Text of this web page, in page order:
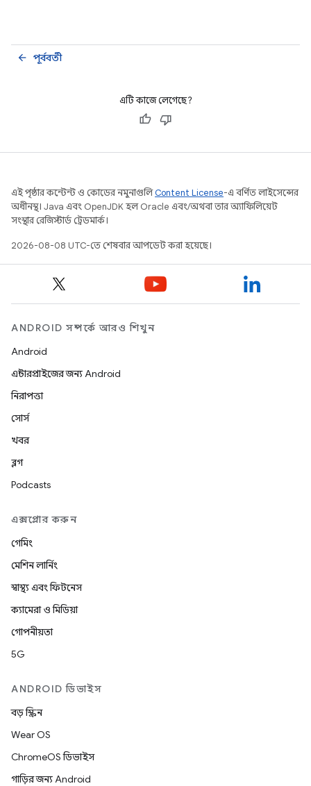
পূর্ববর্তী
arrow_back
এটি কাজে লেগেছে?
এই পৃষ্ঠার কন্টেন্ট ও কোডের নমুনাগুলিContent License-এ বর্ণিত লাইসেন্সের
অধীনস্থ। Java এবং OpenJDK হল Oracle এবং/অথবা তার অ্যাফিলিয়েট
সংস্থার রেজিস্টার্ড ট্রেডমার্ক।
2026-08-08 UTC-তে শেষবার আপডেট করা হয়েছে।
ANDROID সম্পর্কে আরও শিখুন
Android
এন্টারপ্রাইজের জন্য Android
নিরাপত্তা
সোর্স
খবর
ব্লগ
Podcasts
এক্সপ্লোর করুন
গেমিং
মেশিন লার্নিং
স্বাস্থ্য এবং ফিটনেস
ক্যামেরা ও মিডিয়া
গোপনীয়তা
5G
ANDROID ডিভাইস
বড় স্ক্রিন
Wear OS
ChromeOS ডিভাইস
গাড়ির জন্য Android